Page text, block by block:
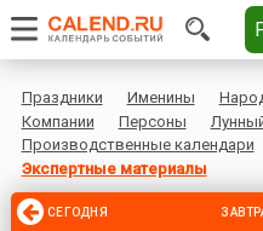
Праздники Именины
Компании
Персоны
Производственные календари
Экспертные материалы
СЕГОДНЯ